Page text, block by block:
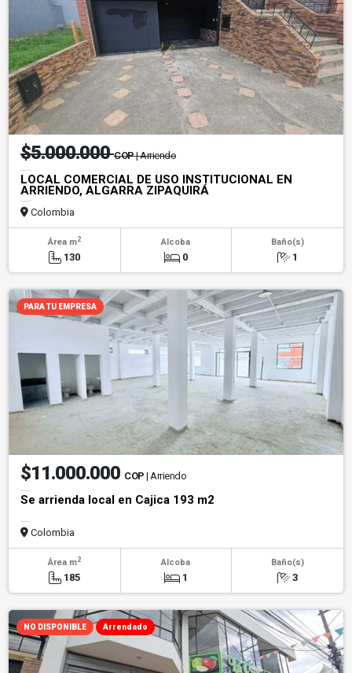
$5.000.000COP| Arriendo
LOCAL COMERCIAL DE USO INSTITUCIONAL EN
ARRIENDO, ALGARRA ZIPAQUIRÁ
Colombia
Área m2
130
Alcoba
0
Baño(s)
1
PARA TU EMPRESA
$11.000.000 COP | Arriendo
Se arrienda local en Cajica 193 m2
Colombia
Área m2
185
Alcoba
1
Baño(s)
3
NO DISPONIBLE Arrendado